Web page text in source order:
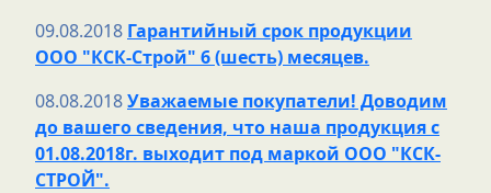
09.08.2018 Гарантийный срок продукции
ООО "КСК-Строй" 6 (шесть) месяцев.
08.08.2018Уважаемые покупатели! Доводим
до вашего сведения, что наша продукция с
01.08.2018г. выходит под маркой ООО "КСК-
СТРОЙ".